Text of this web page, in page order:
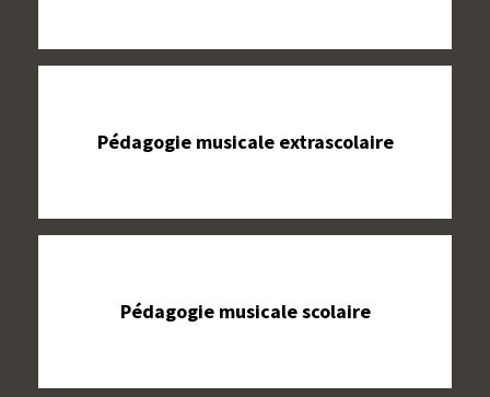
Pédagogie musicale extrascolaire
Pédagogie musicale scolaire